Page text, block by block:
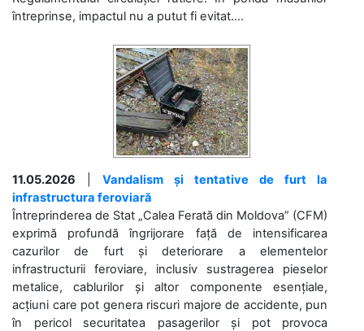
întreprinse, impactul nu a putut fi evitat....
11.05.2026
Vandalism și tentative de furt la
infrastructura feroviară
Întreprinderea de Stat „Calea Ferată din Moldova” (CFM)
exprimă profundă îngrijorare față de intensificarea
cazurilor de furt și deteriorare a elementelor
infrastructurii feroviare, inclusiv sustragerea pieselor
metalice, cablurilor și altor componente esențiale,
acțiuni care pot genera riscuri majore de accidente, pun
în pericol securitatea pasagerilor și pot provoca